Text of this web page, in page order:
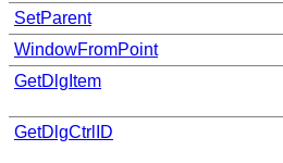
SetParent
WindowFromPoint
GetDlgItem
GetDlgCtrlID